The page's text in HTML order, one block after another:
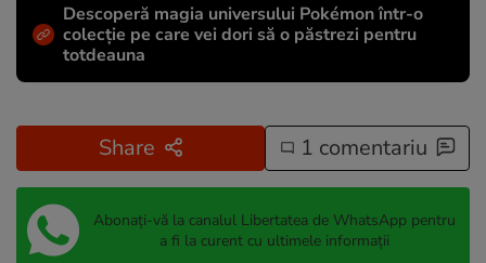
Descoperă magia universului Pokémon într-o
colecție pe care vei dori să o păstrezi pentru
totdeauna
Share 1 comentariu
Abonați-vă la canalul Libertatea de WhatsApp pentru
a fi la curent cu ultimele informații